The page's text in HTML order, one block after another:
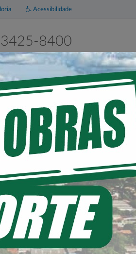
Acessibilidade
8400
e das 13h às 17h30
da